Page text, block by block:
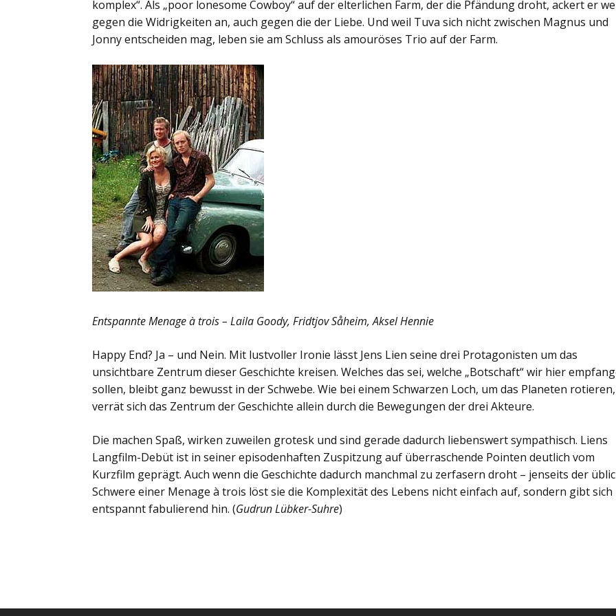
komplex“. Als „poor lonesome Cowboy“ auf der elterlichen Farm, der die Pfändung droht, ackert er
gegen die Widrigkeiten an, auch gegen die der Liebe. Und weil Tuva sich nicht zwischen Magnus und
Jonny entscheiden mag, leben sie am Schluss als amouröses Trio auf der Farm.
Entspannte Menage à trois – Laila Goody, Fridtjov Såheim, Aksel Hennie
Happy End? Ja – und Nein. Mit lustvoller Ironie lässt Jens Lien seine drei Protagonisten um das
unsichtbare Zentrum dieser Geschichte kreisen. Welches das sei, welche „Botschaft“ wir hier
sollen, bleibt ganz bewusst in der Schwebe. Wie bei einem Schwarzen Loch, um das Planeten rotieren,
verrät sich das Zentrum der Geschichte allein durch die Bewegungen der drei Akteure.
Die machen Spaß, wirken zuweilen grotesk und sind gerade dadurch liebenswert sympathisch. Liens
Langfilm-Debüt ist in seiner episodenhaften Zuspitzung auf überraschende Pointen deutlich vom
Kurzfilm geprägt. Auch wenn die Geschichte dadurch manchmal zu zerfasern droht – jenseits der
Schwere einer Menage à trois löst sie die Komplexität des Lebens nicht einfach auf, sondern gibt
entspannt fabulierend hin. (Gudrun Lübker-Suhre)